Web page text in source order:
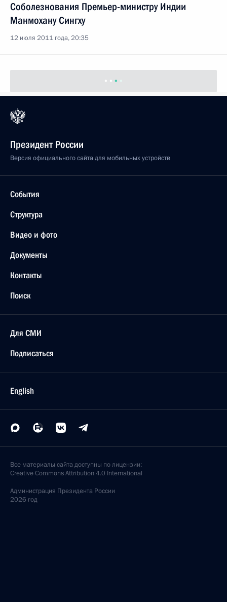
Соболезнования Премьер-министру Индии
Манмохану Сингху
12 июля 2011 года, 20:35
Президент России
Версия официального сайта для мобильных устройств
События
Структура
Видео и фото
Документы
Контакты
Поиск
Для СМИ
Подписаться
English
Все материалы сайта доступны по лицензии:
Creative Commons Attribution 4.0 International
Администрация Президента России
2026 год